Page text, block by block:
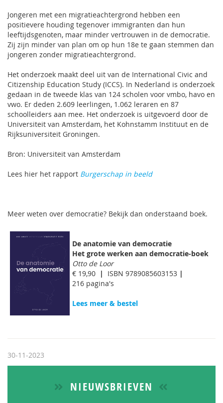
Jongeren met een migratieachtergrond hebben een
positievere houding tegenover immigranten dan hun
leeftijdsgenoten, maar minder vertrouwen in de democratie.
Zij zijn minder van plan om op hun 18e te gaan stemmen dan
jongeren zonder migratieachtergrond.
Het onderzoek maakt deel uit van de International Civic and
Citizenship Education Study (ICCS). In Nederland is onderzoek
gedaan in de tweede klas van 124 scholen voor vmbo, havo en
vwo. Er deden 2.609 leerlingen, 1.062 leraren en 87
schoolleiders aan mee. Het onderzoek is uitgevoerd door de
Universiteit van Amsterdam, het Kohnstamm Instituut en de
Rijksuniversiteit Groningen.
Bron: Universiteit van Amsterdam
Lees hier het rapport Burgerschap in beeld
Meer weten over democratie? Bekijk dan onderstaand boek.
De anatomie van democratie
Het grote werken aan democratie-boek
Otto de Loor
€ 19,90 | ISBN 9789085603153 |
216 pagina's
Lees meer & bestel
30-11-2023
NIEUWSBRIEVEN